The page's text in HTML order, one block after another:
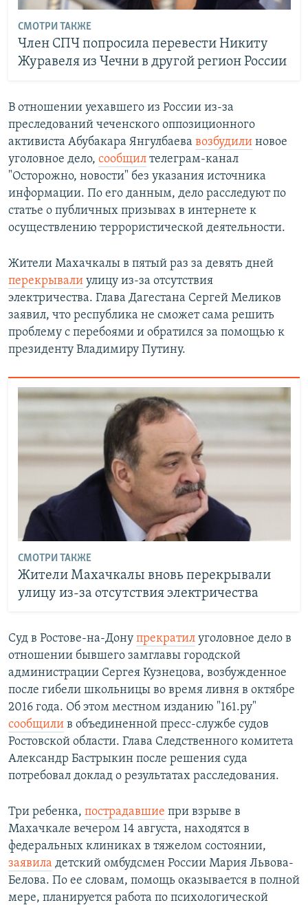
СМОТРИ ТАКЖЕ
Член СПЧ попросила перевести Никиту
Журавеля из Чечни в другой регион России
В отношении уехавшего из России из-за
преследований чеченского оппозиционного
активиста Абубакара Янгулбаева возбудили новое
уголовное дело, сообщил телеграм-канал
"Осторожно, новости" без указания источника
информации. По его данным, дело расследуют по
статье о публичных призывах в интернете к
осуществлению террористической деятельности.
Жители Махачкалы в пятый раз за девять дней
перекрывали улицу из-за отсутствия
электричества. Глава Дагестана Сергей Меликов
заявил, что республика не сможет сама решить
проблему с перебоями и обратился за помощью к
президенту Владимиру Путину.
СМОТРИ ТАКЖЕ
Жители Махачкалы вновь перекрывали
улицу из-за отсутствия электричества
Суд в Ростове-на-Дону прекратил уголовное дело в
отношении бывшего замглавы городской
администрации Сергея Кузнецова, возбужденное
после гибели школьницы во время ливня в октябре
2016 года. Об этом местном изданию "161.ру"
сообщили в объединенной пресс-службе судов
Ростовской области. Глава Следственного комитета
Александр Бастрыкин после решения суда
потребовал доклад о результатах расследования.
Три ребенка, пострадавшие при взрыве в
Махачкале вечером 14 августа, находятся в
федеральных клиниках в тяжелом состоянии,
заявила детский омбудсмен России Мария Львова-
Белова. По ее словам, помощь оказывается в полной
мере, планируется работа по психологической